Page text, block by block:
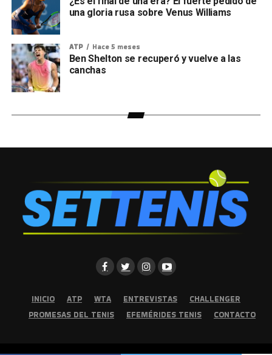
una gloria rusa sobre Venus Williams
ATP Hace 5 meses
Ben Shelton se recuperó y vuelve a las
canchas
INICIO ATP WTA ENTREVISTAS
CHALLENGER
PROMESAS DEL TENIS
EFEMÉRIDES TENIS CONTACTO